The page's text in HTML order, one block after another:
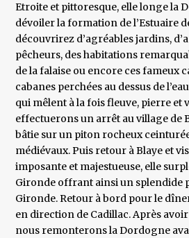
Etroite et pittoresque, elle longe la
dévoiler la formation de l’Estuaire
découvrirez d’agréables jardins,
pêcheurs, des habitations
de la falaise ou encore ces fameux
cabanes perchées au dessus de
qui mêlent à la fois fleuve, pierre et
effectuerons un arrêt au village de
bâtie sur un piton rocheux
médiévaux. Puis retour à Blaye et
imposante et majestueuse, elle
Gironde offrant ainsi un splendide
Gironde. Retour à bord pour le
en direction de Cadillac. Après
nous remonterons la Dordogne